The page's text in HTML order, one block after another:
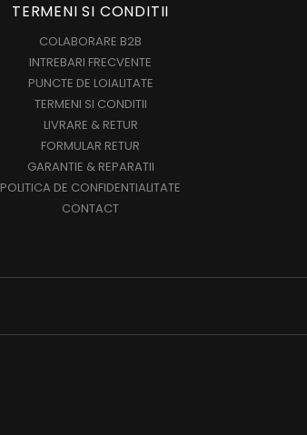
TERMENI SI CONDITII
COLABORARE B2B
INTREBARI FRECVENTE
PUNCTE DE LOIALITATE
TERMENI SI CONDITII
LIVRARE & RETUR
FORMULAR RETUR
GARANTIE & REPARATII
POLITICA DE CONFIDENTIALITATE
CONTACT